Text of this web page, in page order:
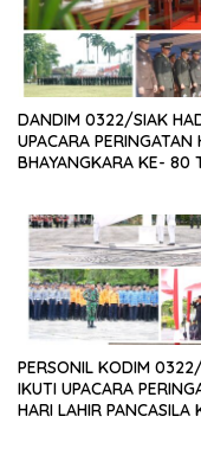
DANDIM 0322/SIAK
UPACARA PERINGATAN
BHAYANGKARA KE- 80
PERSONIL KODIM
IKUTI UPACARA
HARI LAHIR PANCASILA